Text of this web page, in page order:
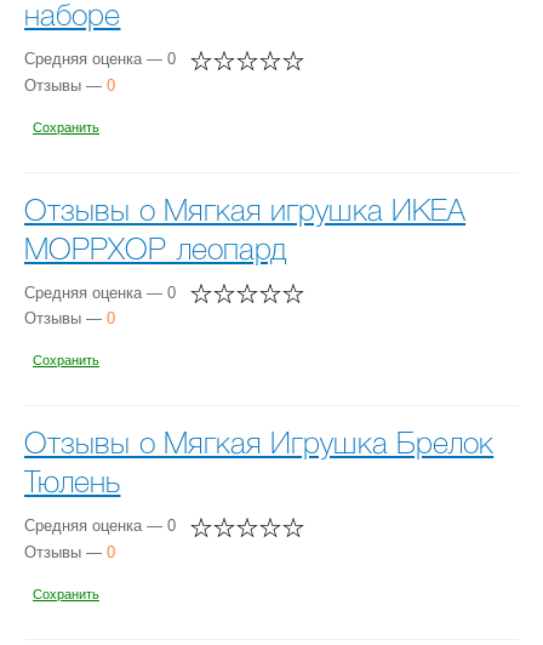
наборе
Средняя оценка — 0
Отзывы — 0
Сохранить
Отзывы о Мягкая игрушка ИКЕА
МОРРХОР леопард
Средняя оценка — 0
Отзывы — 0
Сохранить
Отзывы о Мягкая Игрушка Брелок
Тюлень
Средняя оценка — 0
Отзывы — 0
Сохранить